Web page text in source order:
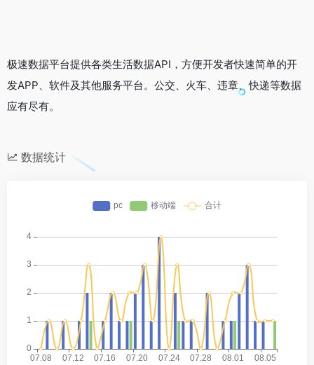
极速数据平台提供各类生活数据API，方便开发者快速简单的开
发APP、软件及其他服务平台。公交、火车、违章、快递等数据
应有尽有。
数据统计